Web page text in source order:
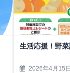
生活応援！野
2026年4月15